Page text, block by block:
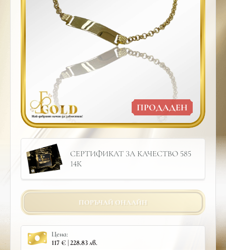
ПРОДАДЕН
СЕРТИФИКАТ ЗА КАЧЕСТВО 585
14К
ПОРЪЧАЙ ОНЛАЙН
Цена:
117 € | 228.83 лв.